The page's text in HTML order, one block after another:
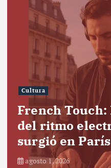
Cultura
French
del ritmo
surgió en París
agosto 1, 2026